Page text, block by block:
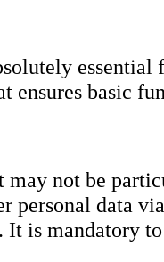
ensures basic
may not be
data
It is mandatory